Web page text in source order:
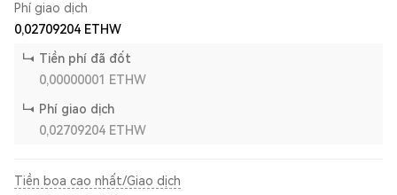
Phí giao dịch
0,02709204 ETHW
Tiền phí đã đốt
0,00000001
ETHW
Phí giao dịch
0,02709204 ETHW
Tiền boa cao nhất/Giao dịch